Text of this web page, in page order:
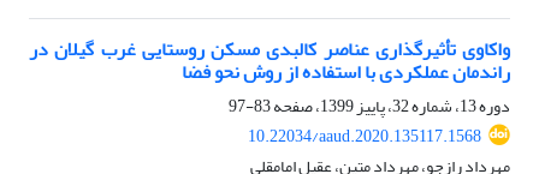
واکاوی تأثیرگذاری عناصر کالبدی مسکن روستایی غرب گیلان در
راندمان عملکردی با استفاده از روش نحو فضا
دوره 13، شماره 32، پاییز 1399، صفحه
83-97
10.22034/aaud.2020.135117.1568
مهرداد رازجو، مهرداد متین، عقیل امامقلی